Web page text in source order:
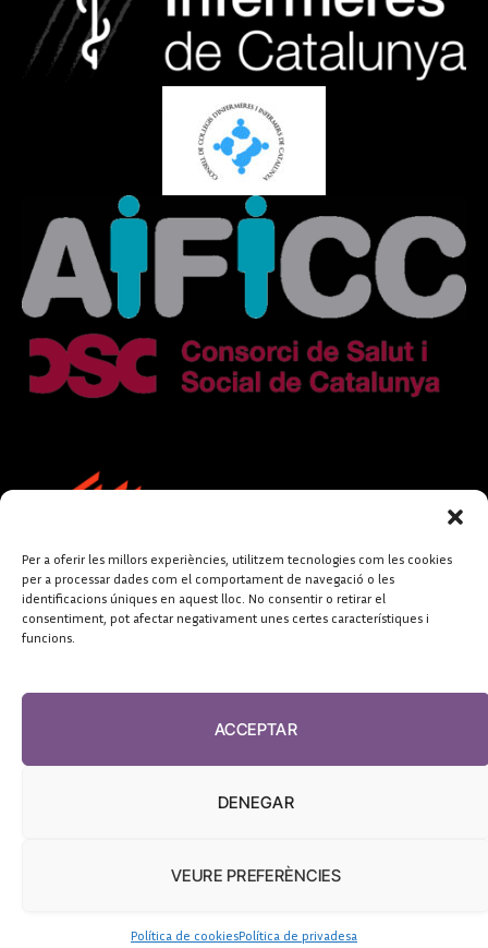
Per a oferir les millors experiències, utilitzem tecnologies com les cookies
per a processar dades com el comportament de navegació o les
identificacions úniques en aquest lloc. No consentir o retirar el
consentiment, pot afectar negativament unes certes característiques i
funcions.
ACCEPTAR
DENEGAR
VEURE PREFERÈNCIES
Política de cookiesPolítica de privadesa
FUNDACIÓ